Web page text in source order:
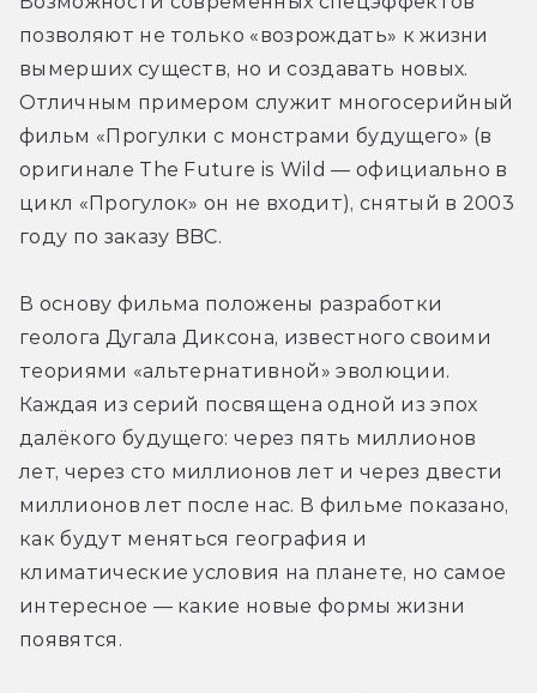
позволяют не только «возрождать» к жизни
вымерших существ, но и создавать новых.
Отличным примером служит многосерийный
фильм «Прогулки с монстрами будущего» (в
оригинале The Future is Wild — официально в
цикл «Прогулок» он не входит), снятый в 2003
году по заказу BBC.
В основу фильма положены разработки
геолога Дугала Диксона, известного своими
теориями «альтернативной» эволюции.
Каждая из серий посвящена одной из эпох
далёкого будущего: через пять миллионов
лет, через сто миллионов лет и через двести
миллионов лет после нас. В фильме показано,
как будут меняться география и
климатические условия на планете, но самое
интересное — какие новые формы жизни
появятся.